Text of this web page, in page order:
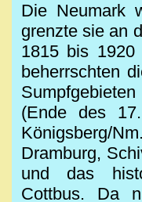
Die Neumark
grenzte sie an
1815 bis
beherrschten
(Ende des
Königsberg/
Dramburg,
und das
Cottbus. Da